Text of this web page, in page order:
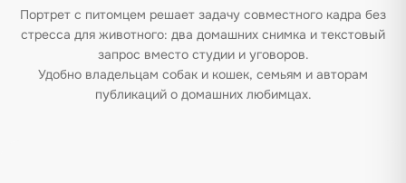
Портрет с питомцем решает задачу совместного кадра без
стресса для животного: два домашних снимка и текстовый
запрос вместо студии и уговоров.
Удобно владельцам собак и кошек, семьям и авторам
публикаций о домашних любимцах.